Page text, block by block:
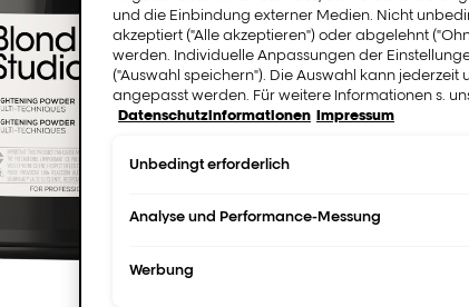
Das
und die Einbindung externer Medien. Nicht
akzeptiert ("Alle akzeptieren") oder abgelehnt
werden. Individuelle Anpassungen der
("Auswahl speichern"). Die Auswahl kann jederzeit
angepasst werden. Für weitere Informationen s.
Datenschutzinformationen Impressum
Unbedingt erforderlich
Analyse und Performance-Messung
Werbung